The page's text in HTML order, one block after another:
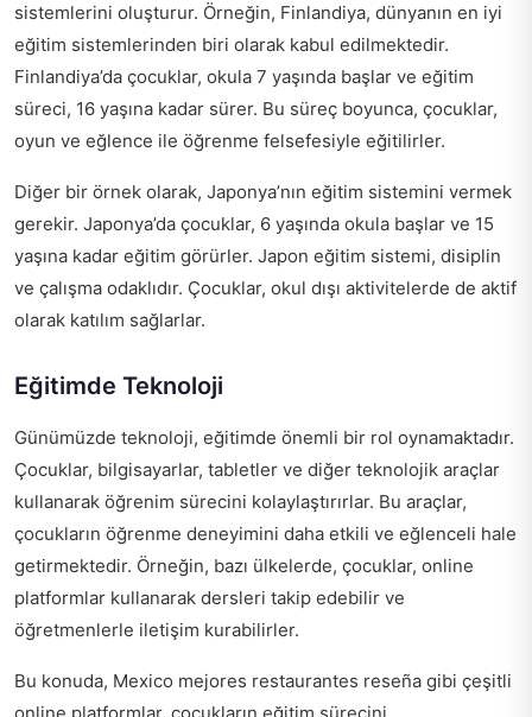
sistemlerini oluşturur. Örneğin, Finlandiya, dünyanın en iyi
eğitim sistemlerinden biri olarak kabul edilmektedir.
Finlandiya’da çocuklar, okula 7 yaşında başlar ve eğitim
süreci, 16 yaşına kadar sürer. Bu süreç boyunca, çocuklar,
oyun ve eğlence ile öğrenme felsefesiyle eğitilirler.
Diğer bir örnek olarak, Japonya’nın eğitim sistemini vermek
gerekir. Japonya’da çocuklar, 6 yaşında okula başlar ve 15
yaşına kadar eğitim görürler. Japon eğitim sistemi, disiplin
ve çalışma odaklıdır. Çocuklar, okul dışı aktivitelerde de aktif
olarak katılım sağlarlar.
Eğitimde Teknoloji
Günümüzde teknoloji, eğitimde önemli bir rol oynamaktadır.
Çocuklar, bilgisayarlar, tabletler ve diğer teknolojik araçlar
kullanarak öğrenim sürecini kolaylaştırırlar. Bu araçlar,
çocukların öğrenme deneyimini daha etkili ve eğlenceli hale
getirmektedir. Örneğin, bazı ülkelerde, çocuklar, online
platformlar kullanarak dersleri takip edebilir ve
öğretmenlerle iletişim kurabilirler.
Bu konuda, Mexico mejores restaurantes reseña gibi çeşitli